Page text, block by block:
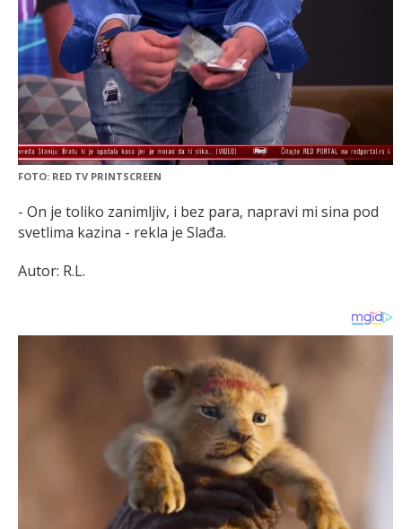
FOTO: RED TV PRINTSCREEN
- On je toliko zanimljiv, i bez para, napravi mi sina pod
svetlima kazina - rekla je Slađa.
Autor: R.L.